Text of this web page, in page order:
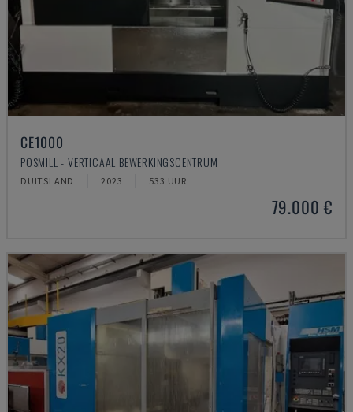
CE1000
POSMILL - VERTICAAL BEWERKINGSCENTRUM
DUITSLAND 2023 533 UUR
79.000 €